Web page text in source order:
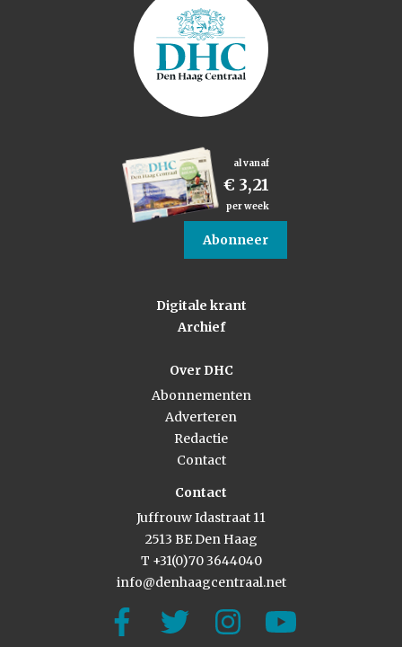
al vanaf
€ 3,21
per week
Abonneer
Digitale krant
Archief
Over DHC
Abonnementen
Adverteren
Redactie
Contact
Contact
Juffrouw Idastraat 11
2513 BE Den Haag
T +31(0)70 3644040
info@denhaagcentraal.net